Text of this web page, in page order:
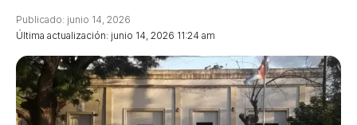
Última actualización: junio 14, 2026 11:24 am
Publicado: junio 14, 2026